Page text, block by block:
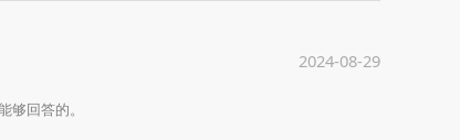
2024-08-29
回答的。